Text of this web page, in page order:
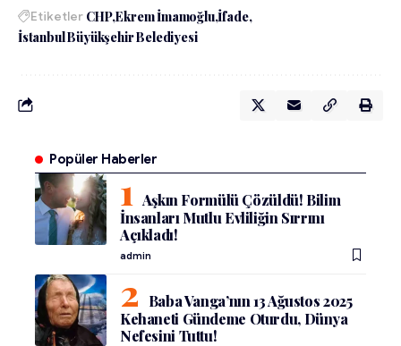
Etiketler CHP Ekrem İmamoğlu İfade
İstanbul Büyükşehir Belediyesi
Popüler Haberler
Aşkın Formülü Çözüldü! Bilim
İnsanları Mutlu Evliliğin Sırrını
Açıkladı!
admin
Baba Vanga’nın 13 Ağustos 2025
Kehaneti Gündeme Oturdu, Dünya
Nefesini Tuttu!